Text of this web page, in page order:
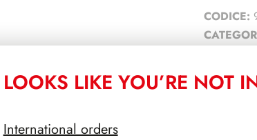
CODICE:
LOOKS LIKE YOU’RE NOT
International orders